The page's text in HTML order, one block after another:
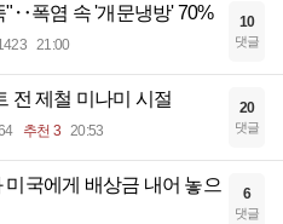
"‥폭염 속 '개문냉방' 70%
21:00
10
댓글
전 제철 미나미 시절
추천 3 20:53
20
댓글
미국에게 배상금 내어 놓으
6
댓글